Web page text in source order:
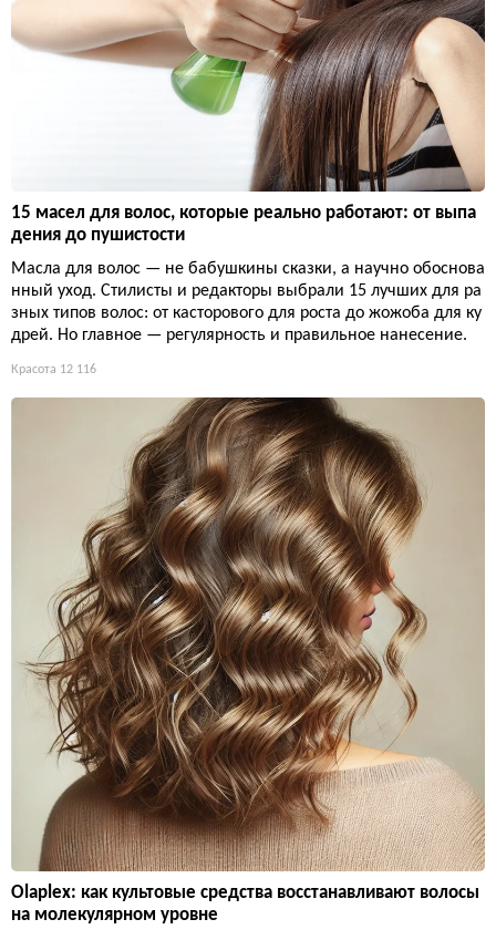
15 масел для волос, которые реально работают: от выпа
дения до пушистости
Масла для волос — не бабушкины сказки, а научно обоснова
нный уход. Стилисты и редакторы выбрали 15 лучших для ра
зных типов волос: от касторового для роста до жожоба для ку
дрей. Но главное — регулярность и правильное нанесение.
Красота 12 116
Olaplex: как культовые средства восстанавливают волосы
на молекулярном уровне